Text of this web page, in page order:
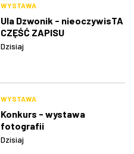
WYSTAWA
Ula Dzwonik - nieoczywisTA
CZĘŚĆ ZAPISU
Dzisiaj
WYSTAWA
Konkurs - wystawa
fotografii
Dzisiaj